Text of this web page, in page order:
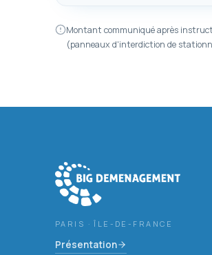
Montant communiqué après
(panneaux d'interdiction de
PARIS · ÎLE-DE-FRANCE
Présentation